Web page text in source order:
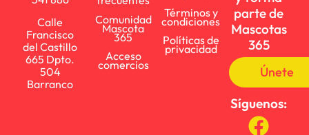
Calle
Francisco
del Castillo
665 Dpto.
504
Barranco
Comunidad
Mascota
365
Acceso
comercios
Términos y
condiciones
Políticas de
privacidad
parte de
Mascotas
365
Únete
Síguenos: